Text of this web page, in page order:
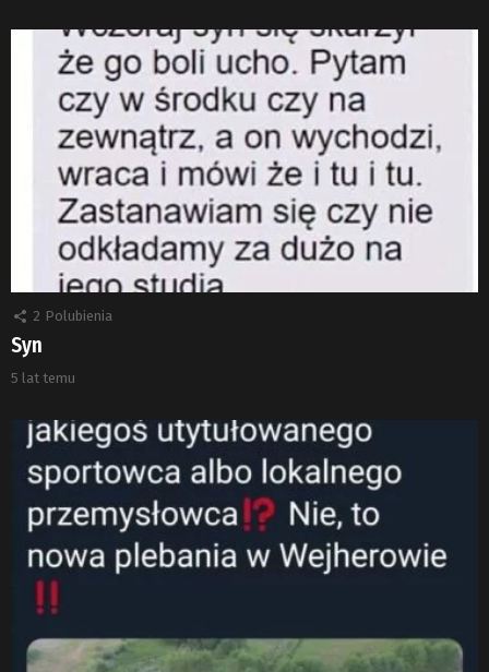
2 Polubienia
Syn
5 lat temu